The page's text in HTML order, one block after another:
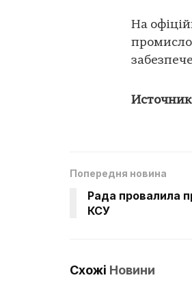
На
Источник
Попередня новина
Рада провалила
КСУ
Схожі Новини